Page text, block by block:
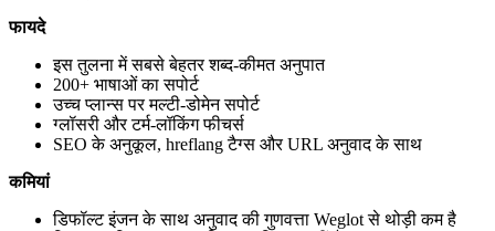
फायदे
इस तुलना में सबसे बेहतर शब्द-कीमत अनुपात
200+ भाषाओं का सपोर्ट
उच्च प्लान्स पर मल्टी-डोमेन सपोर्ट
ग्लॉसरी और टर्म-लॉकिंग फीचर्स
SEO के अनुकूल, hreflang टैग्स और URL अनुवाद के साथ
कमियां
डिफॉल्ट इंजन के साथ अनुवाद की गुणवत्ता Weglot से थोड़ी कम है